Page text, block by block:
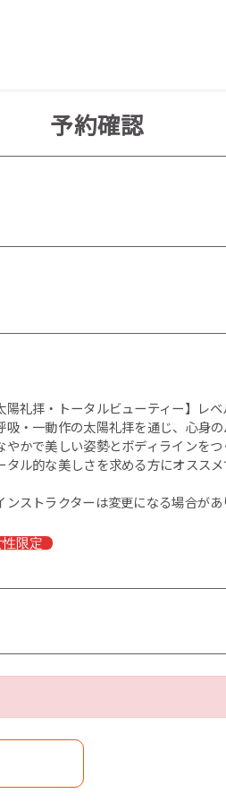
予約確認
陽礼拝・トータルビューティー】
吸・一動作の太陽礼拝を通じ、心身の
やかで美しい姿勢とボディラインを
タル的な美しさを求める方にオススメ
ストラクターは変更になる場合があ